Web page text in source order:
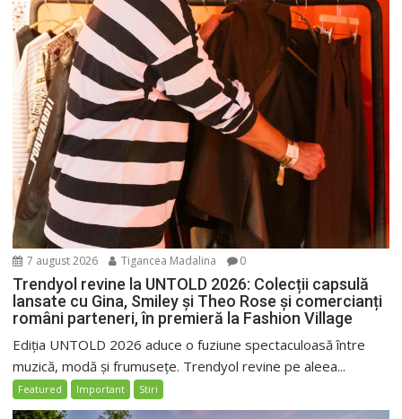
7 august 2026 Tigancea Madalina 0
Trendyol revine la UNTOLD 2026: Colecții capsulă
lansate cu Gina, Smiley și Theo Rose și comercianți
români parteneri, în premieră la Fashion Village
Ediția UNTOLD 2026 aduce o fuziune spectaculoasă între
muzică, modă și frumusețe. Trendyol revine pe aleea...
Featured Important Stiri